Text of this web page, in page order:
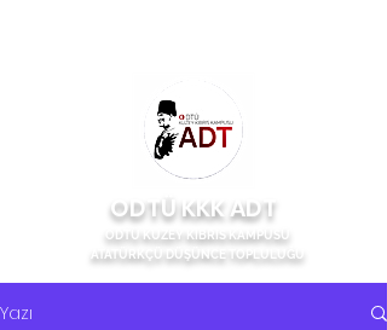
ODTÜ KKK ADT
ODTÜ KUZEY KIBRIS KAMPÜSÜ
ATATÜRKÇÜ DÜŞÜNCE TOPLULUĞU
Yazı